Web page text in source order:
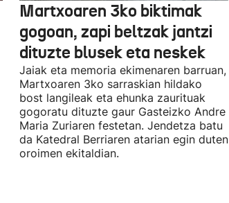
Martxoaren 3ko biktimak
gogoan, zapi beltzak jantzi
dituzte blusek eta neskek
Jaiak eta memoria ekimenaren barruan,
Martxoaren 3ko sarraskian hildako
bost langileak eta ehunka zaurituak
gogoratu dituzte gaur Gasteizko Andre
Maria Zuriaren festetan. Jendetza batu
da Katedral Berriaren atarian egin duten
oroimen ekitaldian.